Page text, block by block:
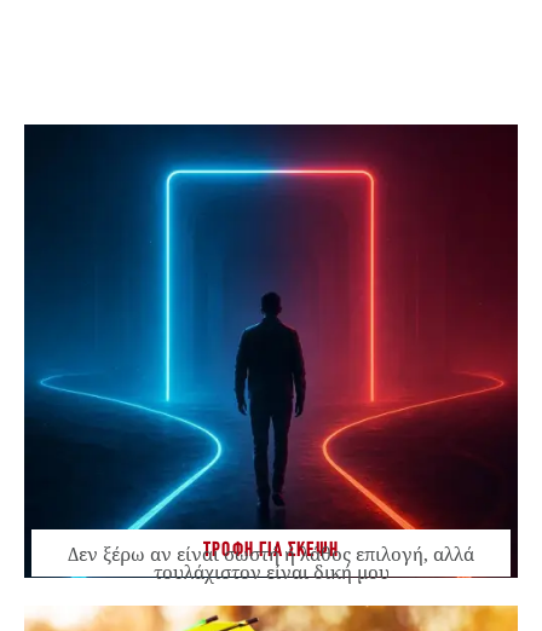
ΤΡΟΦΗ ΓΙΑ ΣΚΕΨΗ
Δεν ξέρω αν είναι σωστή ή λάθος επιλογή, αλλά
τουλάχιστον είναι δική μου